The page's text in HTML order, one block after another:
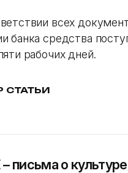
всех
банка средства
рабочих дней.
СТАТЬИ
– письма о